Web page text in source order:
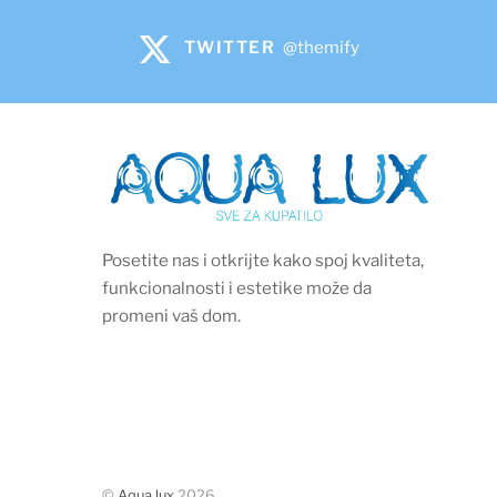
TWITTER @themify
Posetite nas i otkrijte kako spoj kvaliteta,
funkcionalnosti i estetike može da
promeni vaš dom.